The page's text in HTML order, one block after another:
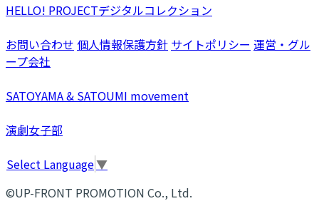
HELLO! PROJECTデジタルコレクション
お問い合わせ 個人情報保護方針 サイトポリシー 運営・グル
ープ会社
SATOYAMA & SATOUMI movement
演劇女子部
Select Language▼
©UP-FRONT PROMOTION Co., Ltd.